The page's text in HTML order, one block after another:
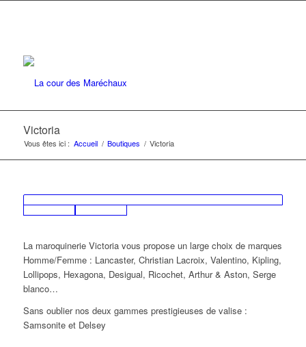
Victoria
Vous êtes ici : Accueil / Boutiques / Victoria
La maroquinerie Victoria vous propose un large choix de marques
Homme/Femme : Lancaster, Christian Lacroix, Valentino, Kipling,
Lollipops, Hexagona, Desigual, Ricochet, Arthur & Aston, Serge
blanco…
Sans oublier nos deux gammes prestigieuses de valise :
Samsonite et Delsey